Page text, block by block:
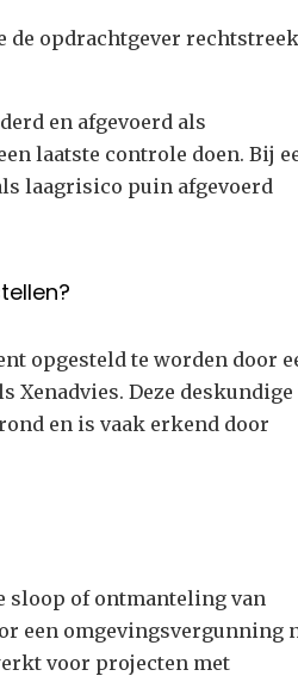
de opdrachtgever
en afgevoerd als
laatste controle doen. Bij
laagrisico puin afgevoerd
opgesteld te worden door
Deze deskundige
en is vaak erkend door
sloop of ontmanteling van
een omgevingsvergunning
voor projecten met